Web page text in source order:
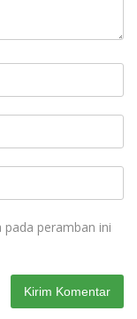
peramban ini